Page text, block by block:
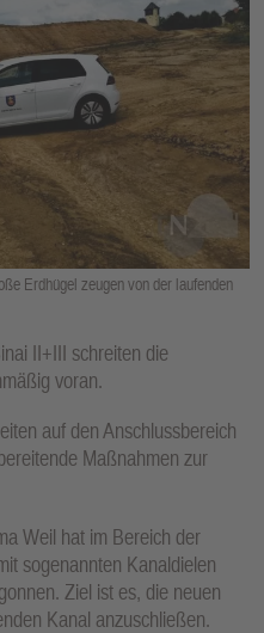
Erdhügel zeugen von der laufenden
II+III schreiten die
voran.
auf den Anschlussbereich
Maßnahmen zur
Weil hat im Bereich der
sogenannten Kanaldielen
Ziel ist es, die neuen
Kanal anzuschließen.